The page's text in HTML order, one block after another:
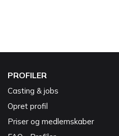
PROFILER
Casting & jobs
Opret profil
Priser og medlemskaber